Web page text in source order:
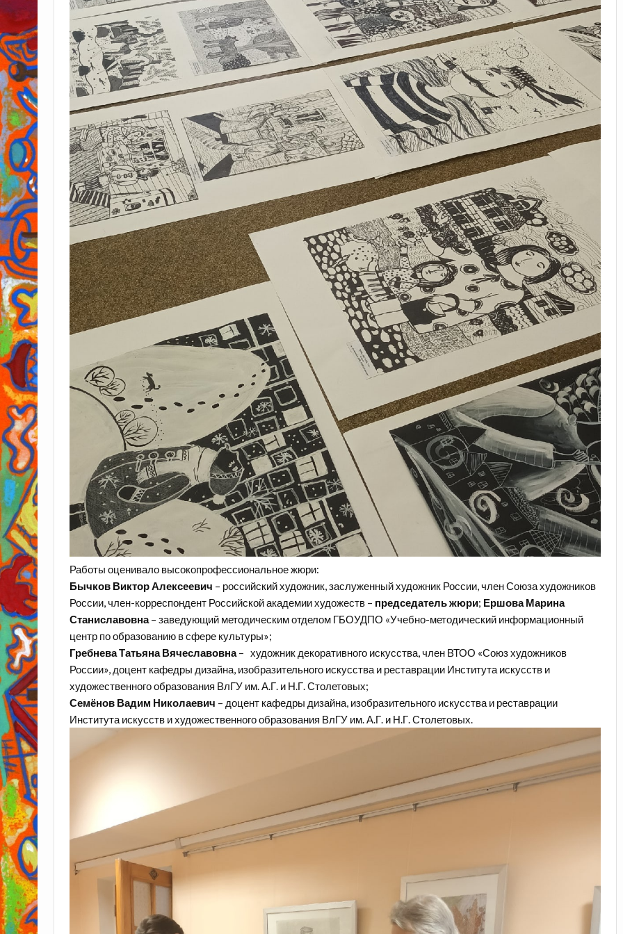
Работы оценивало высокопрофессиональное жюри:
Бычков Виктор Алексеевич – российский художник, заслуженный художник России, член Союза художников
России, член-корреспондент Российской академии художеств – председатель жюри; Ершова Марина
Станиславовна– заведующий методическим отделом ГБОУДПО «Учебно-методический информационный
центр по образованию в сфере культуры»;
Гребнева Татьяна Вячеславовна– художник декоративного искусства, член ВТОО «Союз художников
России», доцент кафедры дизайна, изобразительного искусства и реставрации Института искусств и
художественного образования ВлГУ им. А.Г. и Н.Г. Столетовых;
Семёнов Вадим Николаевич – доцент кафедры дизайна, изобразительного искусства и реставрации
Института искусств и художественного образования ВлГУ им. А.Г. и Н.Г. Столетовых.